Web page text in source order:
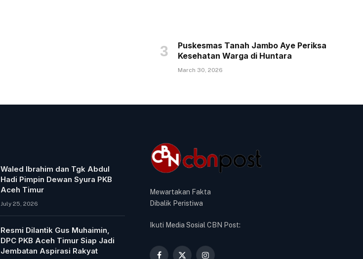
Puskesmas Tanah Jambo Aye Periksa
Kesehatan Warga di Huntara
March 30, 2026
Waled Ibrahim dan Tgk Abdul
Hadi Pimpin Dewan Syura PKB
Aceh Timur
July 25, 2026
Resmi Dilantik Gus Muhaimin,
DPC PKB Aceh Timur Siap Jadi
Jembatan Aspirasi Rakyat
Mewartakan Fakta
Dibalik Peristiwa
Ikuti Media Sosial CBN Post: